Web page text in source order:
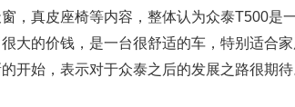
，真皮座椅等内容，整体认为众泰T500是
大的价钱，是一台很舒适的车，特别适合
开始，表示对于众泰之后的发展之路很期待